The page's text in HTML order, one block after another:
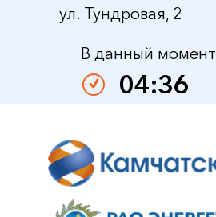
ул. Тундровая, 2
В данный
04:36